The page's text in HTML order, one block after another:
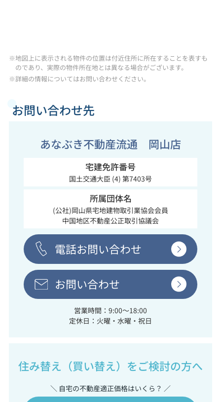
※地図上に表示される物件の位置は付近住所に所在することを表すも
のであり、実際の物件所在地とは異なる場合がございます。
※詳細の情報についてはお問い合わせください。
お問い合わせ先
あなぶき不動産流通 岡山店
宅建免許番号
国土交通大臣 (4) 第7403号
所属団体名
(公社)岡山県宅地建物取引業協会会員
中国地区不動産公正取引協議会
電話お問い合わせ
お問い合わせ
営業時間：9:00～18:00
定休日：火曜・水曜・祝日
住み替え（買い替え）をご検討の方へ
＼ 自宅の不動産適正価格はいくら？ ／